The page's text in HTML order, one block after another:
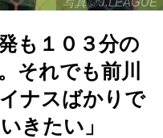
も１０３分の
それでも前川
ナスばかりで
きたい」